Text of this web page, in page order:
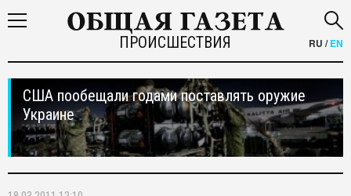
ПРОИСШЕСТВИЯ RU /EN
США пообещали годами поставлять оружие
Украине